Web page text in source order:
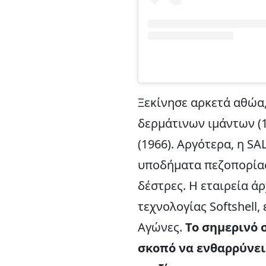
Ξεκίνησε αρκετά
δερμάτινων ιμάντων
(1966). Αργότερα, η
υποδήματα
δέστρες. Η εταιρεία
τεχνολογίας
Αγώνες. Το σημερινό
σκοπό να